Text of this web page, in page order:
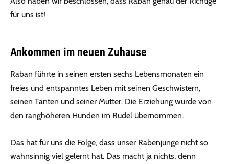
für uns ist!
Ankommen im neuen Zuhause
Raban führte in seinen ersten sechs Lebensmonaten ein
freies und entspanntes Leben mit seinen Geschwistern,
seinen Tanten und seiner Mutter. Die Erziehung wurde von
den ranghöheren Hunden im Rudel übernommen.
Das hat für uns die Folge, dass unser Rabenjunge nicht so
wahnsinnig viel gelernt hat. Das macht ja nichts, denn